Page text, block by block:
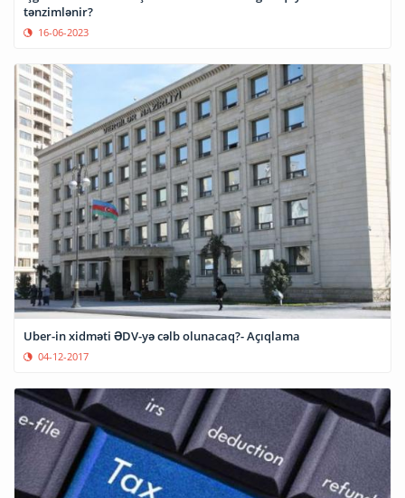
tənzimlənir?
16-06-2023
Uber-in xidməti ƏDV-yə cəlb olunacaq?- Açıqlama
04-12-2017